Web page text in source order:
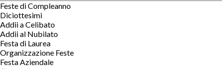
Feste di Compleanno
Diciottesimi
Addii a Celibato
Addii al Nubilato
Festa di Laurea
Organizzazione Feste
Festa Aziendale